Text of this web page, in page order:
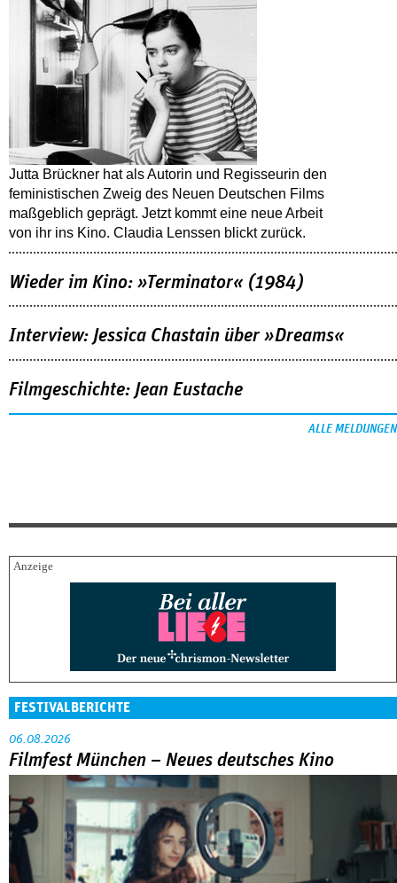
Jutta Brückner hat als Autorin und Regisseurin den
feministischen Zweig des Neuen Deutschen Films
maßgeblich geprägt. Jetzt kommt eine neue Arbeit
von ihr ins Kino. Claudia Lenssen blickt zurück.
Wieder im Kino: »Terminator« (1984)
Interview: Jessica Chastain über »Dreams«
Filmgeschichte: Jean Eustache
ALLE MELDUNGEN
FESTIVALBERICHTE
06.08.2026
Filmfest München – Neues deutsches Kino